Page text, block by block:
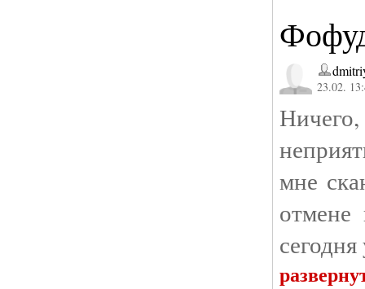
23.02.
Ничего,
мне